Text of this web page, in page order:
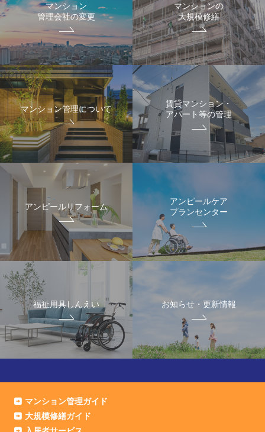
マンション
管理会社の変更
マンションの
大規模修繕
マンション管理について
賃貸マンション・
アパート等の管理
アンピールリフォーム
アンピールケア
プランセンター
福祉用具しんえい お知らせ・更新情報
マンション管理ガイド
大規模修繕ガイド
入居者サービス